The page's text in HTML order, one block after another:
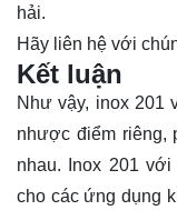
hải.
Hãy liên hệ với
Kết luận
Như vậy, inox 201
nhược điểm riêng,
nhau. Inox 201
cho các ứng dụng